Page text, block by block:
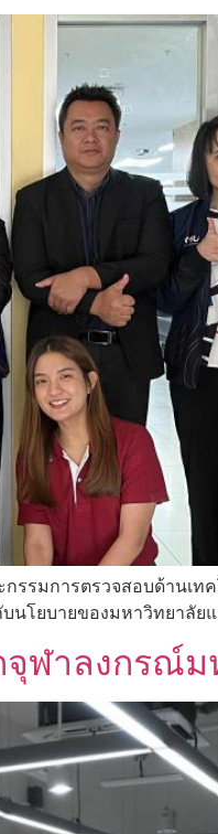
รมการตรวจสอบด้านเท
นโยบายของมหาวิทยาลั
ฬาลงกรณ์ม